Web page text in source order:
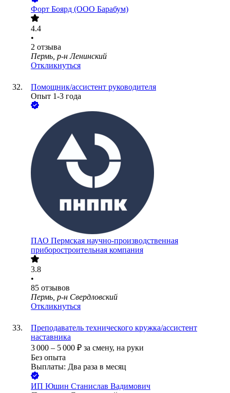
Форт Боярд (ООО Барабум)
4.4
•
2 отзыва
Пермь, р-н Ленинский
Откликнуться
Помощник/ассистент руководителя
Опыт 1-3 года
ПАО Пермская научно-производственная
приборостроительная компания
3.8
•
85 отзывов
Пермь, р-н Свердловский
Откликнуться
Преподаватель технического кружка/ассистент
наставника
3 000 – 5 000 ₽ за смену, на руки
Без опыта
Выплаты: Два раза в месяц
ИП Юшин Станислав Вадимович